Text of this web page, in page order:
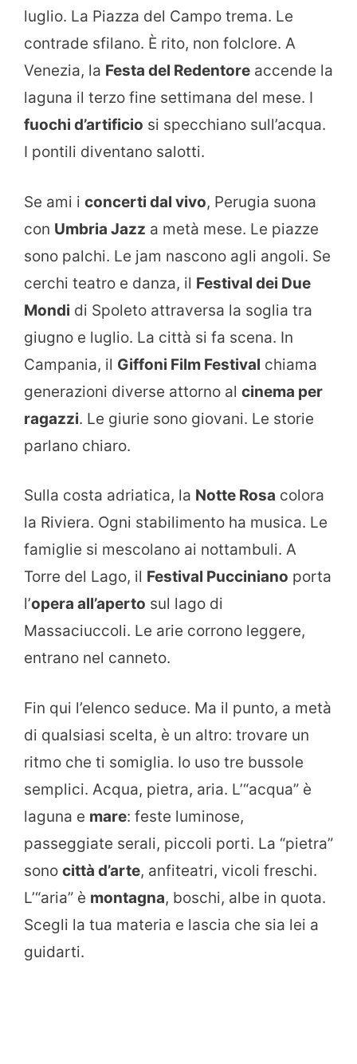
luglio. La Piazza del Campo trema. Le
contrade sfilano. È rito, non folclore. A
Venezia, la Festa del Redentore accende la
laguna il terzo fine settimana del mese. I
fuochi d’artificio si specchiano sull’acqua.
I pontili diventano salotti.
Se ami i concerti dal vivo, Perugia suona
con Umbria Jazz a metà mese. Le piazze
sono palchi. Le jam nascono agli angoli. Se
cerchi teatro e danza, il Festival dei Due
Mondi di Spoleto attraversa la soglia tra
giugno e luglio. La città si fa scena. In
Campania, il Giffoni Film Festival chiama
generazioni diverse attorno al cinema per
ragazzi. Le giurie sono giovani. Le storie
parlano chiaro.
Sulla costa adriatica, la Notte Rosa colora
la Riviera. Ogni stabilimento ha musica. Le
famiglie si mescolano ai nottambuli. A
Torre del Lago, il Festival Pucciniano porta
l’opera all’aperto sul lago di
Massaciuccoli. Le arie corrono leggere,
entrano nel canneto.
Fin qui l’elenco seduce. Ma il punto, a metà
di qualsiasi scelta, è un altro: trovare un
ritmo che ti somiglia. Io uso tre bussole
semplici. Acqua, pietra, aria. L’“acqua” è
laguna e mare: feste luminose,
passeggiate serali, piccoli porti. La “pietra”
sono città d’arte, anfiteatri, vicoli freschi.
L’“aria” è montagna, boschi, albe in quota.
Scegli la tua materia e lascia che sia lei a
guidarti.